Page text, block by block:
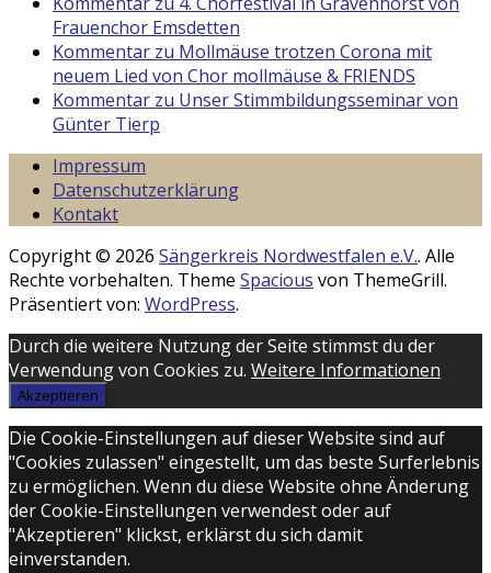
Frauenchor Emsdetten
Kommentar zu Mollmäuse trotzen Corona mit
neuem Lied von Chor mollmäuse & FRIENDS
Kommentar zu Unser Stimmbildungsseminar von
Günter Tierp
Impressum
Datenschutzerklärung
Kontakt
Copyright © 2026 Sängerkreis Nordwestfalen e.V.. Alle
Rechte vorbehalten. Theme Spacious von ThemeGrill.
Präsentiert von: WordPress.
Durch die weitere Nutzung der Seite stimmst du der
Verwendung von Cookies zu. Weitere Informationen
Akzeptieren
Die Cookie-Einstellungen auf dieser Website sind auf
"Cookies zulassen" eingestellt, um das beste Surferlebnis
zu ermöglichen. Wenn du diese Website ohne Änderung
der Cookie-Einstellungen verwendest oder auf
"Akzeptieren" klickst, erklärst du sich damit
einverstanden.